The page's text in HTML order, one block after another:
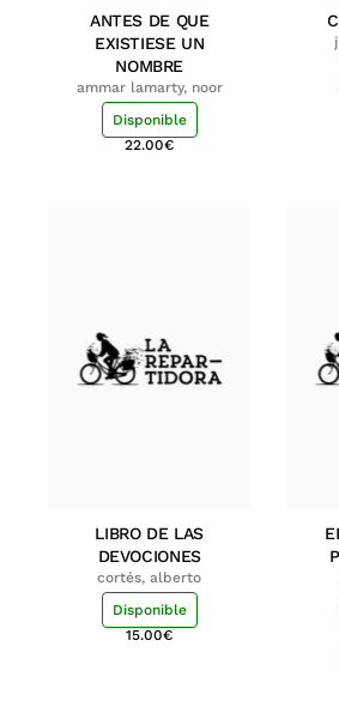
ANTES DE QUE
EXISTIESE UN
NOMBRE
ammar lamarty, noor
Disponible
22.00€
LIBRO DE LAS
DEVOCIONES
cortés, alberto
Disponible
15.00€